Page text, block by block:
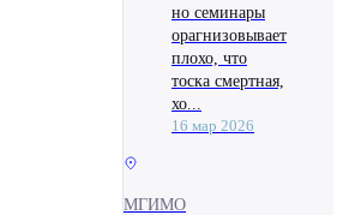
но семинары
орагнизовывает
плохо, что
тоска смертная,
хо...
16 мар 2026
МГИМО